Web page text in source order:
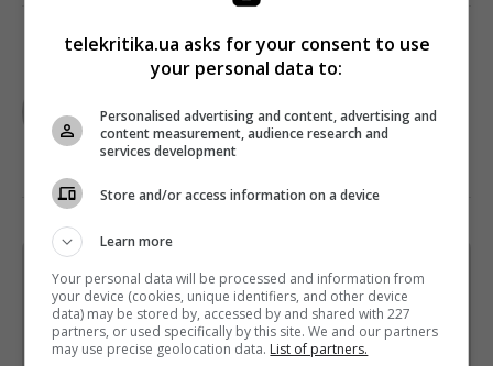
TELEKRITIKA
Щотижневий лист з найцікавішим.
Пишемо з любов'ю
!
Підпишіться ще раз, якщо не отримуєте від нас листи
telekritika.ua asks for your consent to use
your personal data to:
Personalised advertising and content, advertising and
content measurement, audience research and
services development
Store and/or access information on a device
Learn more
Your personal data will be processed and information from
your device (cookies, unique identifiers, and other device
data) may be stored by, accessed by and shared with 227
partners, or used specifically by this site. We and our partners
may use precise geolocation data. List of partners.